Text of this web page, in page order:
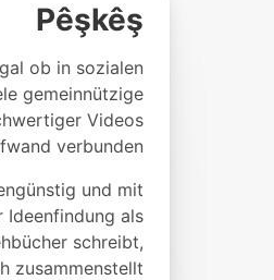
Pêşkêş
ob in sozialen
gemeinnützige
Videos
verbunden.
und mit
Ideenfindung als
schreibt,
zusammenstellt.